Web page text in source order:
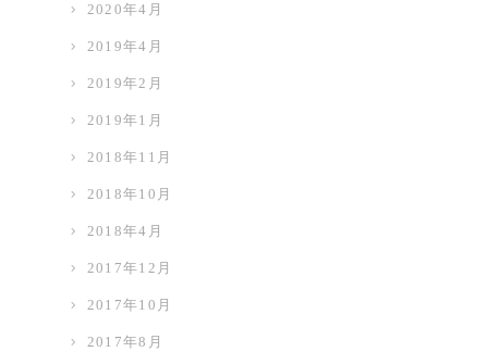
2020年4月
2019年4月
2019年2月
2019年1月
2018年11月
2018年10月
2018年4月
2017年12月
2017年10月
2017年8月